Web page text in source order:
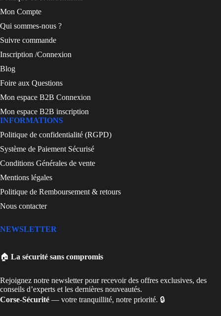
Mon Compte
Qui sommes-nous ?
Suivre commande
Inscription /Connexion
Blog
Foire aux Questions
Mon espace B2B Connexion
Mon espace B2B inscription
INFORMATIONS
Politique de confidentialité (RGPD)
Système de Paiement Sécurisé
Conditions Générales de vente
Mentions légales
Politique de Remboursement & retours
Nous contacter
NEWSLETTER
🏠 La sécurité sans compromis
Rejoignez notre newsletter pour recevoir des offres exclusives, des
conseils d’experts et les dernières nouveautés.
Corse-Sécurité — votre tranquillité, notre priorité. 🔒